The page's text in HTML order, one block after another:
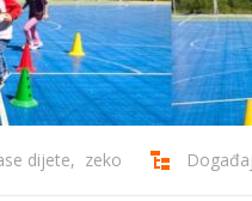
dijete, zeko